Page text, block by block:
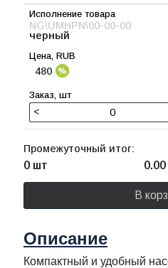
NG\UMHPN\00-00-00
черный
480
<
Промежуточный итог:
0 шт 0.00
В
Описание
Компактный и удобный